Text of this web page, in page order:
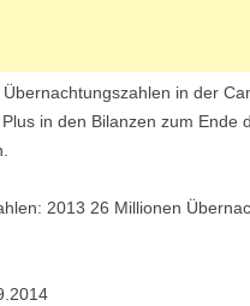
in der
in den Bilanzen zum
2013 26 Millionen